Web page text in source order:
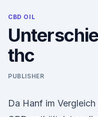
CBD OIL
thc
PUBLISHER
Da Hanf im